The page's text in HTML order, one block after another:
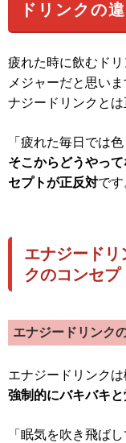
ドリンクの
疲れた時に飲むド
メジャーだと思い
ナジードリンクとは
「疲れた毎日では
そこからどうやっ
セプトが正反対です
エナジードリ
クのコンセプ
エナジードリンク
エナジードリンクは
強制的にバキバキ
「眠気を吹き飛ば